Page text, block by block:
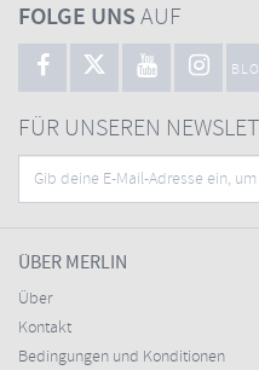
FOLGE UNSAUF
FÜR UNSEREN
ÜBER MERLIN
Über
Kontakt
Bedingungen und Konditionen